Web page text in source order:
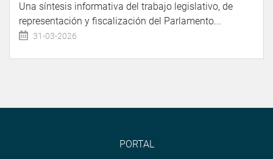
Una síntesis informativa del trabajo legislativo, de
representación y fiscalización del Parlamento...
31-03-2026
PORTAL